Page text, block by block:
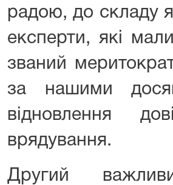
радою, до складу
експерти, які
званий
за нашими
відновлення
врядування.
Другий